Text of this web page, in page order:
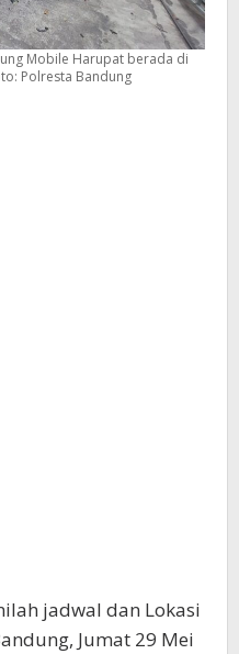
Mobile Harupat berada di
Polresta Bandung
jadwal dan Lokasi
Jumat 29 Mei